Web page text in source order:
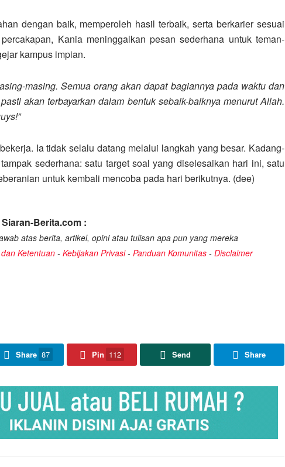
dengan baik, memperoleh hasil terbaik, serta berkarier sesuai
Kania meninggalkan pesan sederhana untuk teman-
kampus impian.
masing. Semua orang akan dapat bagiannya pada waktu dan
akan terbayarkan dalam bentuk sebaik-baiknya menurut Allah.
Ia tidak selalu datang melalui langkah yang besar. Kadang-
sederhana: satu target soal yang diselesaikan hari ini, satu
untuk kembali mencoba pada hari berikutnya. (dee)
Berita.com :
atas berita, artikel, opini atau tulisan apa pun yang mereka
Ketentuan - Kebijakan Privasi- Panduan Komunitas - Disclaimer
Share 87 Pin 112 Send Share